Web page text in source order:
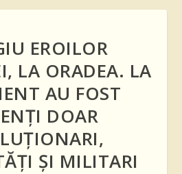
EROILOR
LA ORADEA. LA
AU FOST
DOAR
ŞI MILITARI